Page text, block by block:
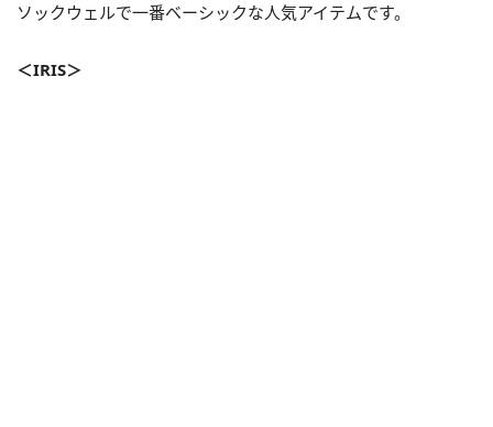
ソックウェルで一番ベーシックな人気アイテムです。
＜IRIS＞